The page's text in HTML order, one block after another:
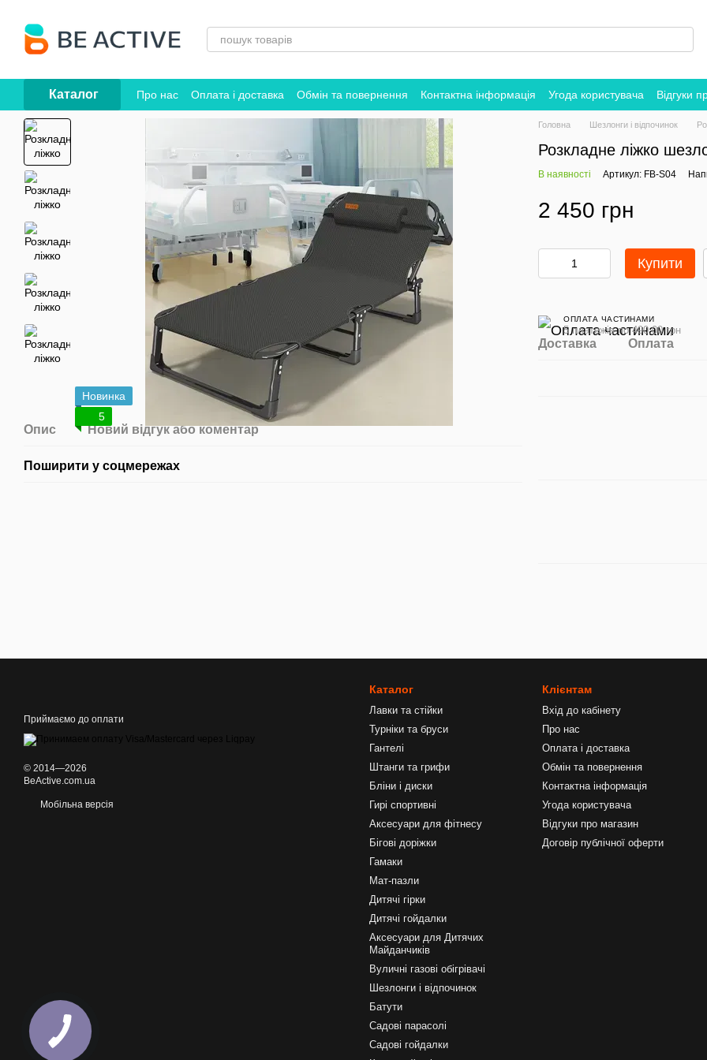
Каталог Про нас Оплата і доставка Обмін та повернення Контактна інформація Угода користувача Відгуки
Новинка
5
Опис Новий відгук або коментар
Поширити у соцмережах
Головна Шезлонги і відпочинок
Розкладне ліжко
В наявності Артикул: FB-S04
2 450 грн
Купити
ОПЛАТА ЧАСТИНАМИ
5 платежів по 490.00 грн
Доставка Оплата
Приймаємо до оплати
© 2014—2026
BeActive.com.ua
Мобільна версія
Каталог
Лавки та стійки
Турніки та бруси
Гантелі
Штанги та грифи
Бліни і диски
Гирі спортивні
Аксесуари для фітнесу
Бігові доріжки
Гамаки
Мат-пазли
Дитячі гірки
Дитячі гойдалки
Аксесуари для Дитячих
Майданчиків
Вуличні газові обігрівачі
Шезлонги і відпочинок
Батути
Садові парасолі
Садові гойдалки
Клієнтам
Вхід до кабінету
Про нас
Оплата і доставка
Обмін та повернення
Контактна інформація
Угода користувача
Відгуки про магазин
Договір публічної оферти